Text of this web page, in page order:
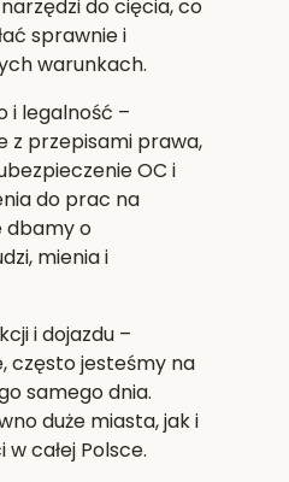
do cięcia, co
sprawnie i
warunkach.
i legalność –
z przepisami prawa,
OC i
do prac na
dbamy o
mienia i
i dojazdu–
często jesteśmy na
samego dnia.
duże miasta, jak i
całej Polsce.